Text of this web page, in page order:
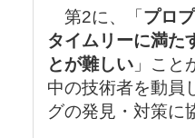
第2に、「 プロ
タイムリーに満た
とが難しい 」こと
中の技術者を動員
グの発見・対策に